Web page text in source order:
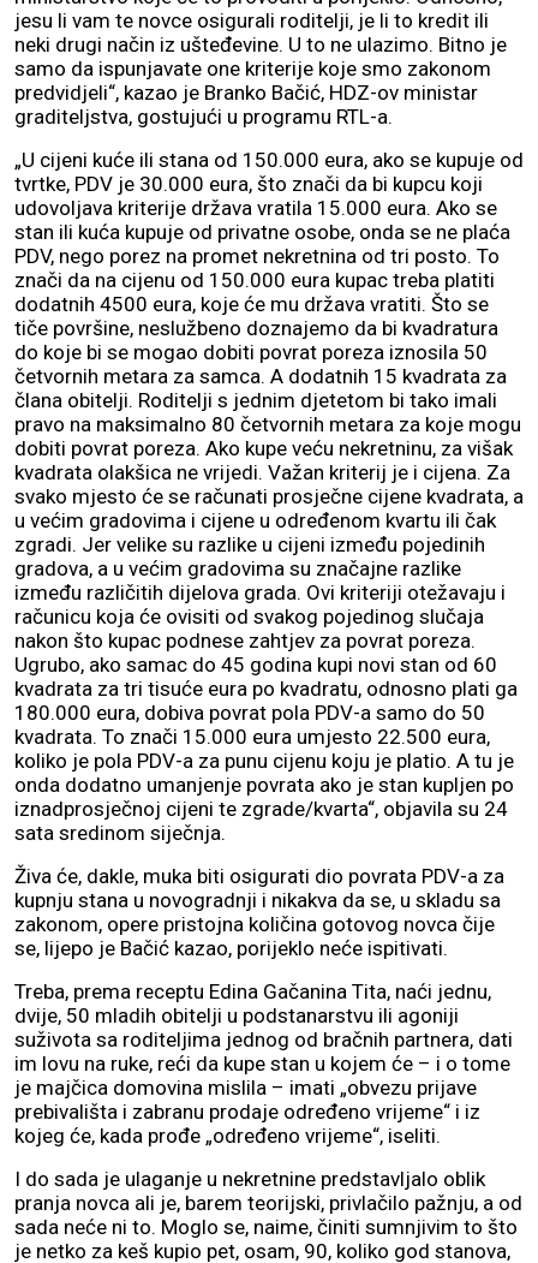
jesu li vam te novce osigurali roditelji, je li to kredit ili
neki drugi način iz ušteđevine. U to ne ulazimo. Bitno je
samo da ispunjavate one kriterije koje smo zakonom
predvidjeli“, kazao je Branko Bačić, HDZ-ov ministar
graditeljstva, gostujući u programu RTL-a.
„U cijeni kuće ili stana od 150.000 eura, ako se kupuje od
tvrtke, PDV je 30.000 eura, što znači da bi kupcu koji
udovoljava kriterije država vratila 15.000 eura. Ako se
stan ili kuća kupuje od privatne osobe, onda se ne plaća
PDV, nego porez na promet nekretnina od tri posto. To
znači da na cijenu od 150.000 eura kupac treba platiti
dodatnih 4500 eura, koje će mu država vratiti. Što se
tiče površine, neslužbeno doznajemo da bi kvadratura
do koje bi se mogao dobiti povrat poreza iznosila 50
četvornih metara za samca. A dodatnih 15 kvadrata za
člana obitelji. Roditelji s jednim djetetom bi tako imali
pravo na maksimalno 80 četvornih metara za koje mogu
dobiti povrat poreza. Ako kupe veću nekretninu, za višak
kvadrata olakšica ne vrijedi. Važan kriterij je i cijena. Za
svako mjesto će se računati prosječne cijene kvadrata, a
u većim gradovima i cijene u određenom kvartu ili čak
zgradi. Jer velike su razlike u cijeni između pojedinih
gradova, a u većim gradovima su značajne razlike
između različitih dijelova grada. Ovi kriteriji otežavaju i
računicu koja će ovisiti od svakog pojedinog slučaja
nakon što kupac podnese zahtjev za povrat poreza.
Ugrubo, ako samac do 45 godina kupi novi stan od 60
kvadrata za tri tisuće eura po kvadratu, odnosno plati ga
180.000 eura, dobiva povrat pola PDV-a samo do 50
kvadrata. To znači 15.000 eura umjesto 22.500 eura,
koliko je pola PDV-a za punu cijenu koju je platio. A tu je
onda dodatno umanjenje povrata ako je stan kupljen po
iznadprosječnoj cijeni te zgrade/kvarta“, objavila su 24
sata sredinom siječnja.
Živa će, dakle, muka biti osigurati dio povrata PDV-a za
kupnju stana u novogradnji i nikakva da se, u skladu sa
zakonom, opere pristojna količina gotovog novca čije
se, lijepo je Bačić kazao, porijeklo neće ispitivati.
Treba, prema receptu Edina Gačanina Tita, naći jednu,
dvije, 50 mladih obitelji u podstanarstvu ili agoniji
suživota sa roditeljima jednog od bračnih partnera, dati
im lovu na ruke, reći da kupe stan u kojem će – i o tome
je majčica domovina mislila – imati „obvezu prijave
prebivališta i zabranu prodaje određeno vrijeme“ i iz
kojeg će, kada prođe „određeno vrijeme“, iseliti.
I do sada je ulaganje u nekretnine predstavljalo oblik
pranja novca ali je, barem teorijski, privlačilo pažnju, a od
sada neće ni to. Moglo se, naime, činiti sumnjivim to što
je netko za keš kupio pet, osam, 90, koliko god stanova,